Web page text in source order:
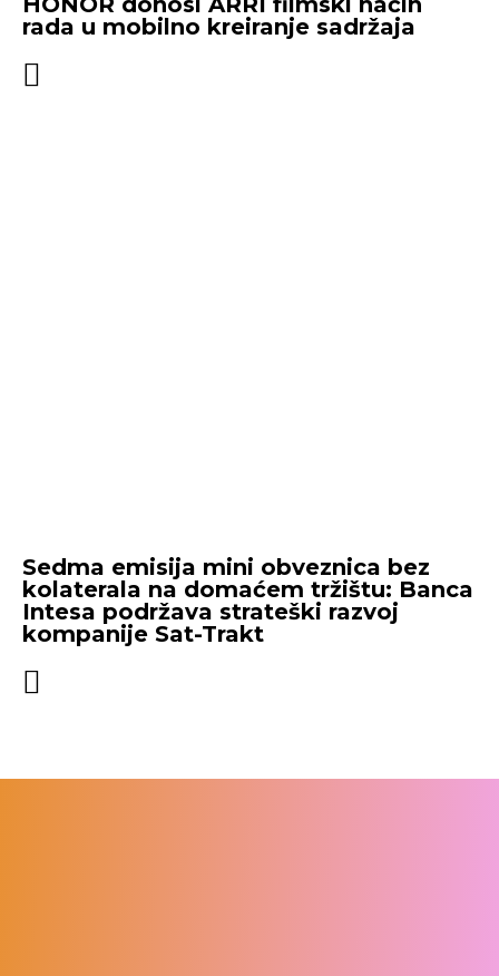
rada u mobilno kreiranje sadržaja
Sedma emisija mini obveznica bez
kolaterala na domaćem tržištu: Banca
Intesa podržava strateški razvoj
kompanije Sat-Trakt